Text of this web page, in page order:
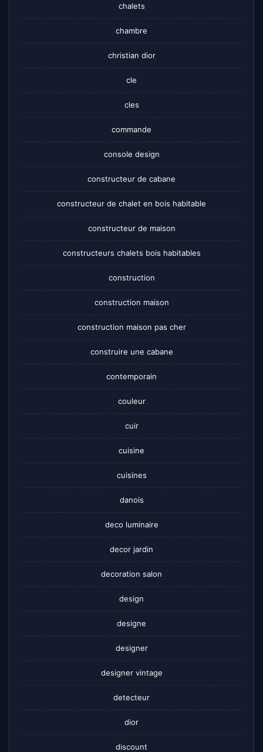
chalets
chambre
christian dior
cle
cles
commande
console design
constructeur de cabane
constructeur de chalet en bois habitable
constructeur de maison
constructeurs chalets bois habitables
construction
construction maison
construction maison pas cher
construire une cabane
contemporain
couleur
cuir
cuisine
cuisines
danois
deco luminaire
decor jardin
decoration salon
design
designe
designer
designer vintage
detecteur
dior
discount